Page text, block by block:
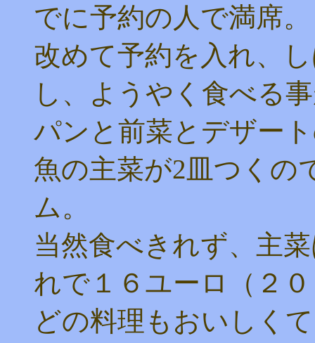
でに予約の人で満席。
改めて予約を入れ、
し、ようやく食べる
パンと前菜とデザー
魚の主菜が2皿つくの
ム。
当然食べきれず、主
れで１６ユーロ（２
どの料理もおいしく